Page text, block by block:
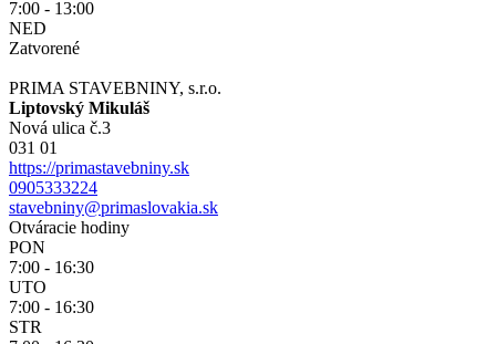
7:00 - 13:00
NED
Zatvorené
PRIMA STAVEBNINY, s.r.o.
Liptovský Mikuláš
Nová ulica č.3
031 01
https://primastavebniny.sk
0905333224
stavebniny@primaslovakia.sk
Otváracie hodiny
PON
7:00 - 16:30
UTO
7:00 - 16:30
STR